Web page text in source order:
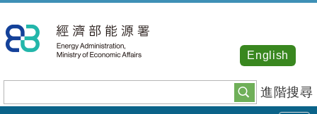
到
主
內
容
進階搜尋
English